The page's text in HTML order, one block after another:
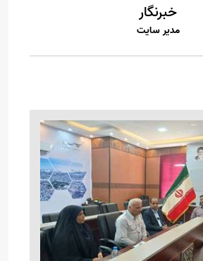
خبرنگار
مدیر سایت